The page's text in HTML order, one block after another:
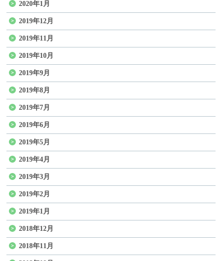
2020年1月
2019年12月
2019年11月
2019年10月
2019年9月
2019年8月
2019年7月
2019年6月
2019年5月
2019年4月
2019年3月
2019年2月
2019年1月
2018年12月
2018年11月